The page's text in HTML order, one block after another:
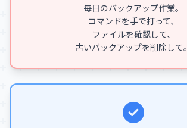
毎日のバックアップ作業。
コマンドを手で打って、
ファイルを確認して、
古いバックアップを削除して。